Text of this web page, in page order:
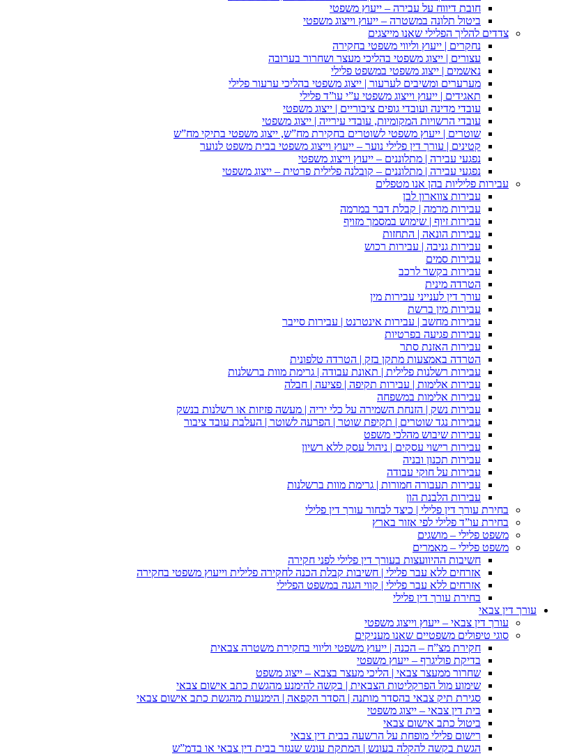
חובת דיווח על עבירה – ייעוץ משפטי
ביטול תלונה במשטרה – ייעוץ וייצוג משפטי
צדדים להליך הפלילי שאנו מייצגים
נחקרים | ייעוץ וליווי משפטי בחקירה
עצורים | ייצוג משפטי בהליכי מעצר ושחרור בערובה
נאשמים | ייצוג משפטי במשפט פלילי
מערערים ומשיבים לערעור | ייצוג משפטי בהליכי ערעור פלילי
תאגידים | ייעוץ וייצוג משפטי ע”י עו”ד פלילי
עובדי מדינה ועובדי גופים ציבוריים | ייצוג משפטי
עובדי הרשויות המקומיות, עובדי עירייה | ייצוג משפטי
שוטרים | ייעוץ משפטי לשוטרים בחקירת מח”ש, ייצוג משפטי בתיקי מח”ש
קטינים | עורך דין פלילי נוער – ייעוץ וייצוג משפטי בבית משפט לנוער
נפגעי עבירה | מתלוננים – ייעוץ וייצוג משפטי
נפגעי עבירה | מתלוננים – קובלנה פלילית פרטית – ייצוג משפטי
עבירות פליליות בהן אנו מטפלים
עבירות צווארון לבן
עבירות מרמה | קבלת דבר במרמה
עבירות זיוף | שימוש במסמך מזויף
עבירות הונאה | התחזות
עבירות גניבה | עבירות רכוש
עבירות סמים
עבירות בקשר לרכב
הטרדה מינית
עורך דין לענייני עבירות מין
עבירות מין ברשת
עבירות מחשב | עבירות אינטרנט | עבירות סייבר
עבירות פגיעה בפרטיות
עבירות האזנת סתר
הטרדה באמצעות מתקן בזק | הטרדה טלפונית
עבירות רשלנות פלילית | תאונת עבודה | גרימת מוות ברשלנות
עבירות אלימות | עבירות תקיפה | פציעה | חבלה
עבירות אלימות במשפחה
עבירות נשק | הזנחת השמירה על כלי יריה | מעשה פזיזות או רשלנות בנשק
עבירות נגד שוטרים | תקיפת שוטר | הפרעה לשוטר | העלבת עובד ציבור
עבירות שיבוש מהלכי משפט
עבירות רישוי עסקים | ניהול עסק ללא רשיון
עבירות תכנון ובניה
עבירות על חוקי עבודה
עבירות תעבורה חמורות | גרימת מוות ברשלנות
עבירות הלבנת הון
בחירת עורך דין פלילי | כיצד לבחור עורך דין פלילי
בחירת עו”ד פלילי לפי אזור בארץ
משפט פלילי – מושגים
משפט פלילי – מאמרים
חשיבות ההיוועצות בעורך דין פלילי לפני חקירה
אזרחים ללא עבר פלילי | חשיבות קבלת הכנה לחקירה פלילית וייעוץ משפטי בחקירה
אזרחים ללא עבר פלילי | קווי הגנה במשפט הפלילי
בחירת עורך דין פלילי
עורך דין צבאי
עורך דין צבאי – ייעוץ וייצוג משפטי
סוגי טיפולים משפטיים שאנו מעניקים
חקירת מצ”ח – הכנה | ייעוץ משפטי וליווי בחקירת משטרה צבאית
בדיקת פוליגרף – ייעוץ משפטי
שחרור ממעצר צבאי | הליכי מעצר בצבא – ייצוג משפט
שימוע מול הפרקליטות הצבאית | בקשה להימנע מהגשת כתב אישום צבאי
סגירת תיק צבאי בהסדר מותנה | הסדר הקפאה | הימנעות מהגשת כתב אישום צבאי
בית דין צבאי – ייצוג משפטי
ביטול כתב אישום צבאי
רישום פלילי מופחת על הרשעה בבית דין צבאי
הגשת בקשה להקלה בעונש | המתקת עונש שנגזר בבית דין צבאי או בדמ”ש